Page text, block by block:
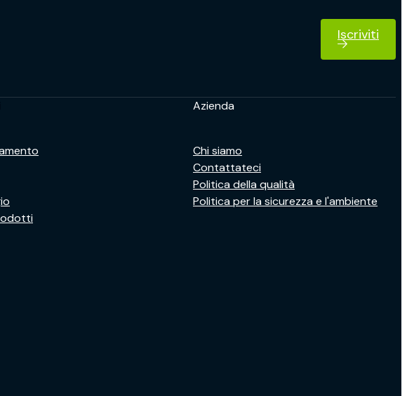
Iscriviti
Azienda
Chi siamo
Contattateci
Politica della qualità
Politica per la sicurezza e l'ambiente